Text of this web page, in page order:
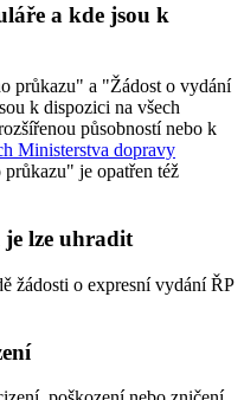
a kde jsou k
průkazu" a "Žádost o vydání
k dispozici na všech
působností nebo k
Ministerstva dopravy
je opatřen též
lze uhradit
žádosti o expresní vydání ŘP